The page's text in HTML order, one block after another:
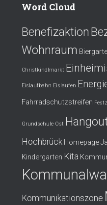
Word Cloud
Benefizaktion
Wohnraum
Christkindlmarkt
Eislaufbahn Eislaufen
Fahrradschutzstreifen
Grundschule Ost
Hochbrück Homepage
Kindergarten Kita
Kommunikationszone